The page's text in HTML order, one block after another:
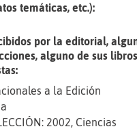
temáticas, etc.):
por la editorial,
alguno de sus
a la Edición
2002, Ciencias